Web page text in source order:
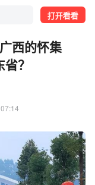
打开看看
西的怀集
？
07:14